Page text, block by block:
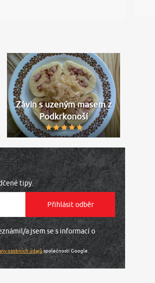
Závin s uzeným masem z
Podkrkonoší
tipy.
a jsem se s informací o
osobních údajůspolečnosti Google.